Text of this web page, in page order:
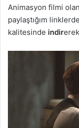
Animasyon filmi
paylaştığım
kalitesinde indirerek